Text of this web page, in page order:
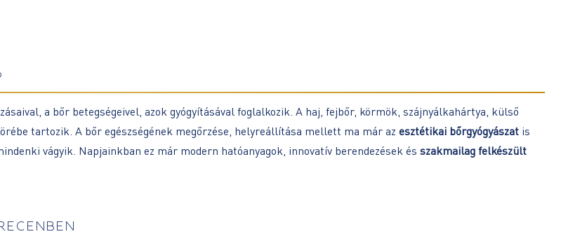
a bőr betegségeivel, azok gyógyításával foglalkozik. A haj, fejbőr, körmök, szájnyálkahártya, külső
tartozik. A bőr egészségének megőrzése, helyreállítása mellett ma már az esztétikai bőrgyógyászat is
vágyik. Napjainkban ez már modern hatóanyagok, innovatív berendezések és szakmailag felkészült